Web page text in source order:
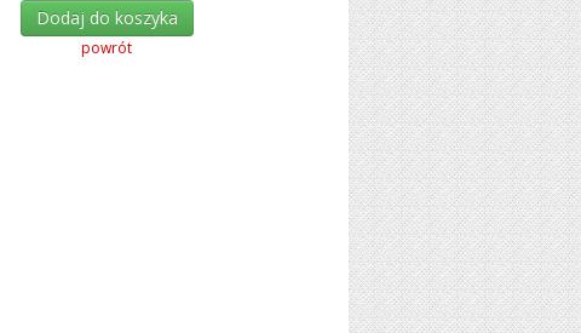
Dodaj do koszyka
powrót